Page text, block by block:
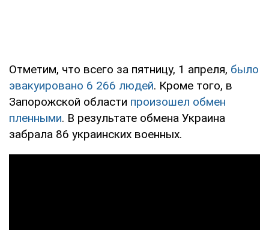
Отметим, что всего за пятницу, 1 апреля, было
эвакуировано 6 266 людей. Кроме того, в
Запорожской области произошел обмен
пленными. В результате обмена Украина
забрала 86 украинских военных.